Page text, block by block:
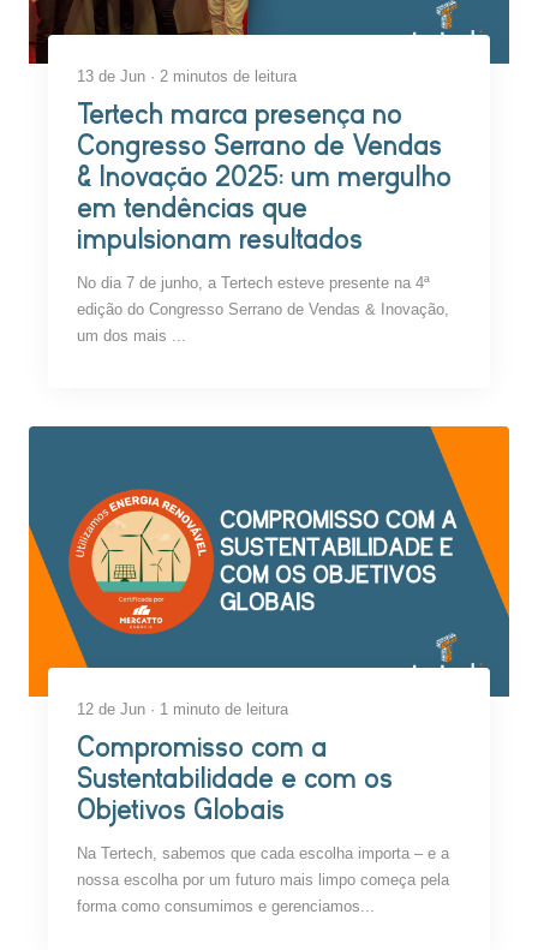
13 de Jun · 2 minutos de leitura
Tertech marca presença no
Congresso Serrano de Vendas
& Inovação 2025: um mergulho
em tendências que
impulsionam resultados
No dia 7 de junho, a Tertech esteve presente na 4ª
edição do Congresso Serrano de Vendas & Inovação,
um dos mais ...
12 de Jun · 1 minuto de leitura
Compromisso com a
Sustentabilidade e com os
Objetivos Globais
Na Tertech, sabemos que cada escolha importa – e a
nossa escolha por um futuro mais limpo começa pela
forma como consumimos e gerenciamos...